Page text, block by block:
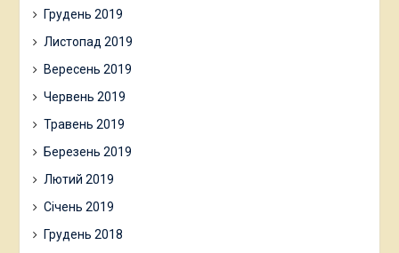
Грудень 2019
Листопад 2019
Вересень 2019
Червень 2019
Травень 2019
Березень 2019
Лютий 2019
Січень 2019
Грудень 2018